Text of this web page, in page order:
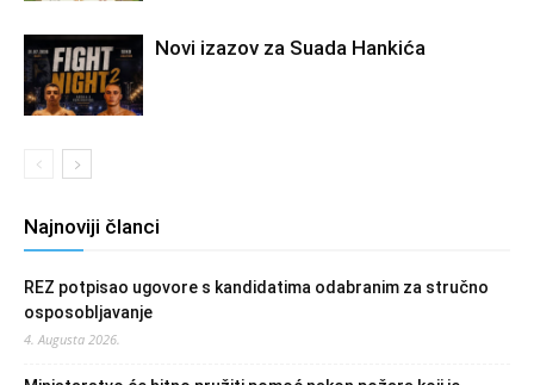
Novi izazov za Suada Hankića
Najnoviji članci
REZ potpisao ugovore s kandidatima odabranim za stručno
osposobljavanje
4. Augusta 2026.